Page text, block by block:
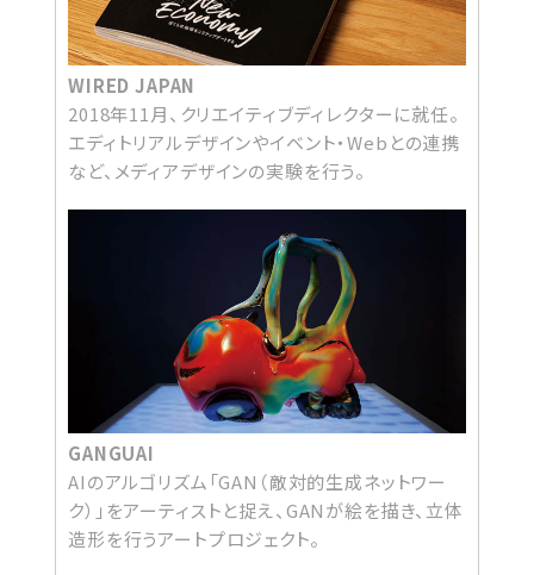
WIRED JAPAN
2018年11月、クリエイティブディレクターに就任。
エディトリアルデザインやイベント・Webとの連携
など、メディアデザインの実験を行う。
GANGUAI
AIのアルゴリズム「GAN（敵対的生成ネットワー
ク）」をアーティストと捉え、GANが絵を描き、立体
造形を行うアートプロジェクト。